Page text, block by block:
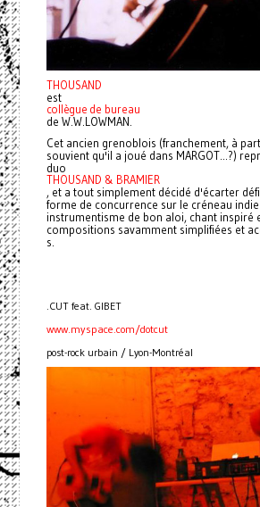
THOUSAND
est
collègue de bureau
de W.W.LOWMAN.
Cet ancien grenoblois (franchement, à
souvient qu'il a joué dans MARGOT...?)
duo
THOUSAND & BRAMIER
, et a tout simplement décidé d'écarter
forme de concurrence sur le créneau
instrumentisme de bon aloi, chant inspiré
compositions savamment simplifiées et
s.
.CUT feat. GIBET
www.myspace.com/dotcut
post-rock urbain / Lyon-Montréal